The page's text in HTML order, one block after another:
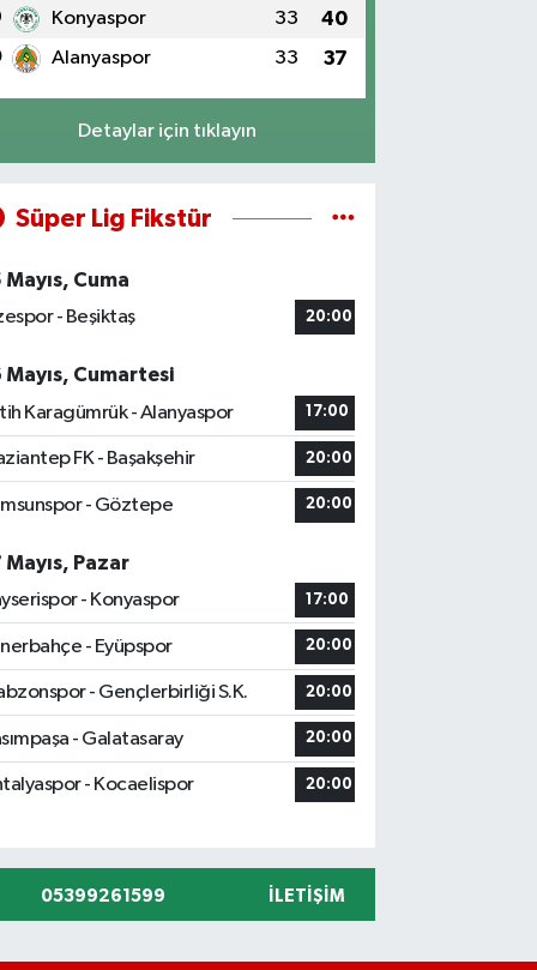
Konyaspor 33 40
Alanyaspor 33 37
Detaylar için tıklayın
Süper Lig Fikstür
Mayıs, Cuma
- Beşiktaş
20:00
Mayıs, Cumartesi
Karagümrük - Alanyaspor
17:00
FK - Başakşehir 20:00
- Göztepe 20:00
Mayıs, Pazar
- Konyaspor
17:00
- Eyüpspor 20:00
- Gençlerbirliği S.K. 20:00
- Galatasaray 20:00
- Kocaelispor 20:00
05399261599 İLETIŞIM